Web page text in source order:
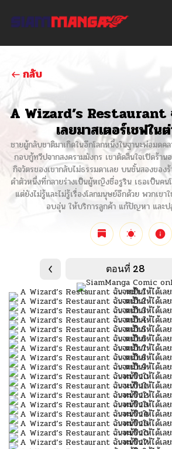
กลับ
A Wizard’s Restaurant
เลยมาสเตอร์เชฟใน
ชายผู้กลับชาติมาเกิดในอีกโลกหนึ่งในฐานะพ่อมด
กอบกู้ทวีปจากสงครามมังกร เขาตัดสินใจเปิดร้า
กิจวัตรของเขากลับไม่ธรรมดาเลย บนชั้นสองของ
ดำตัวหนึ่งที่กลายร่างเป็นผู้หญิงชื่อรูริน เธอเป็นคน
แต่ยังไม่รู้และไม่รู้เรื่องโลกมนุษย์อีกด้วย พวกเขา
อบอุ่น ให้บริการลูกค้า แก้ปัญหา และป
ตอนที่ 28